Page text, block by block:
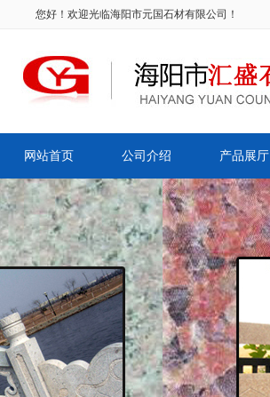
您好！欢迎光临海阳市元国石材有限公司！
网站首页 公司介绍 产品展厅